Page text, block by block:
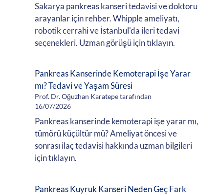
Sakarya pankreas kanseri tedavisi ve doktoru
arayanlar için rehber. Whipple ameliyatı,
robotik cerrahi ve İstanbul'da ileri tedavi
seçenekleri. Uzman görüşü için tıklayın.
Pankreas Kanserinde Kemoterapi İşe Yarar
mı? Tedavi ve Yaşam Süresi
Prof. Dr. Oğuzhan Karatepe tarafından
16/07/2026
Pankreas kanserinde kemoterapi işe yarar mı,
tümörü küçültür mü? Ameliyat öncesi ve
sonrası ilaç tedavisi hakkında uzman bilgileri
için tıklayın.
Pankreas Kuyruk Kanseri Neden Geç Fark